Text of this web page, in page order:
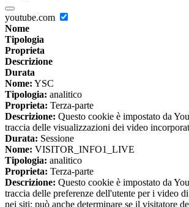
youtube.com
Nome
Tipologia
Proprieta
Descrizione
Durata
Nome: YSC
Tipologia: analitico
Proprieta: Terza-parte
Descrizione: Questo cookie è impostato da
traccia delle visualizzazioni dei video
Durata: Sessione
Nome: VISITOR_INFO1_LIVE
Tipologia: analitico
Proprieta: Terza-parte
Descrizione: Questo cookie è impostato da
traccia delle preferenze dell'utente per i video
nei siti; può anche determinare se il visitatore